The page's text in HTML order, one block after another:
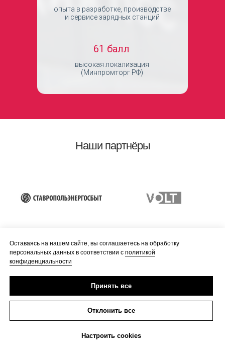
Оставаясь на нашем сайте, вы соглашаетесь на обработку
персональных данных в соответствии с политикой
конфиденциальности
Принять все
Отклонить все
Настроить cookies
высокая локализация
(Минпромторг РФ)
61 балл
опыта в разработке, производстве
и сервисе зарядных станций
Наши партнёры
Погрузись в мир
электромобильности
вместе с нами